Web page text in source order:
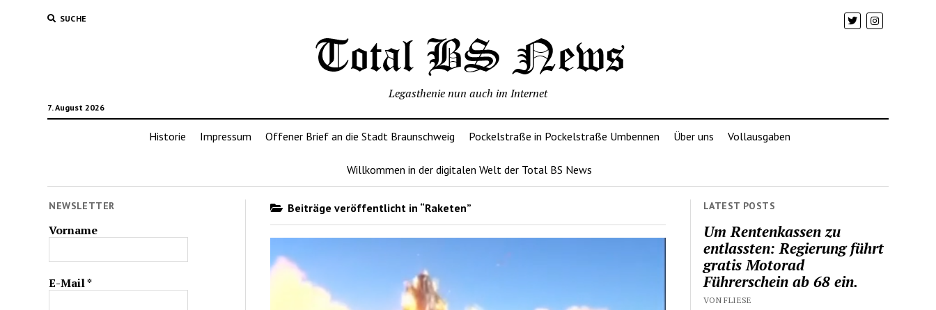
SUCHE
7. August 2026
Legasthenie nun auch im Internet
Historie Impressum Offener Brief an die Stadt Braunschweig Pockelstraße in Pockelstraße Umbennen Über uns Vollausgaben
Willkommen in der digitalen Welt der Total BS News
NEWSLETTER
Vorname
E-Mail*
Beiträge veröffentlicht in “Raketen” LATEST POSTS
Um Rentenkassen zu
entlassten: Regierung führt
gratis Motorad
Führerschein ab 68 ein.
VON FLIESE